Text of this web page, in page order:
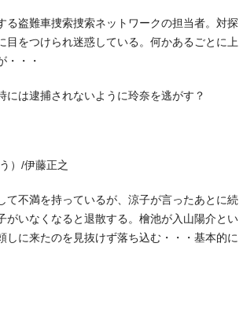
る盗難車捜索捜索ネットワークの担当者。対探
目をつけられ迷惑している。何かあるごとに上
・・・
には逮捕されないように玲奈を逃がす？
）/伊藤正之
て不満を持っているが、涼子が言ったあとに続
がいなくなると退散する。檜池が入山陽介とい
しに来たのを見抜けず落ち込む・・・基本的に